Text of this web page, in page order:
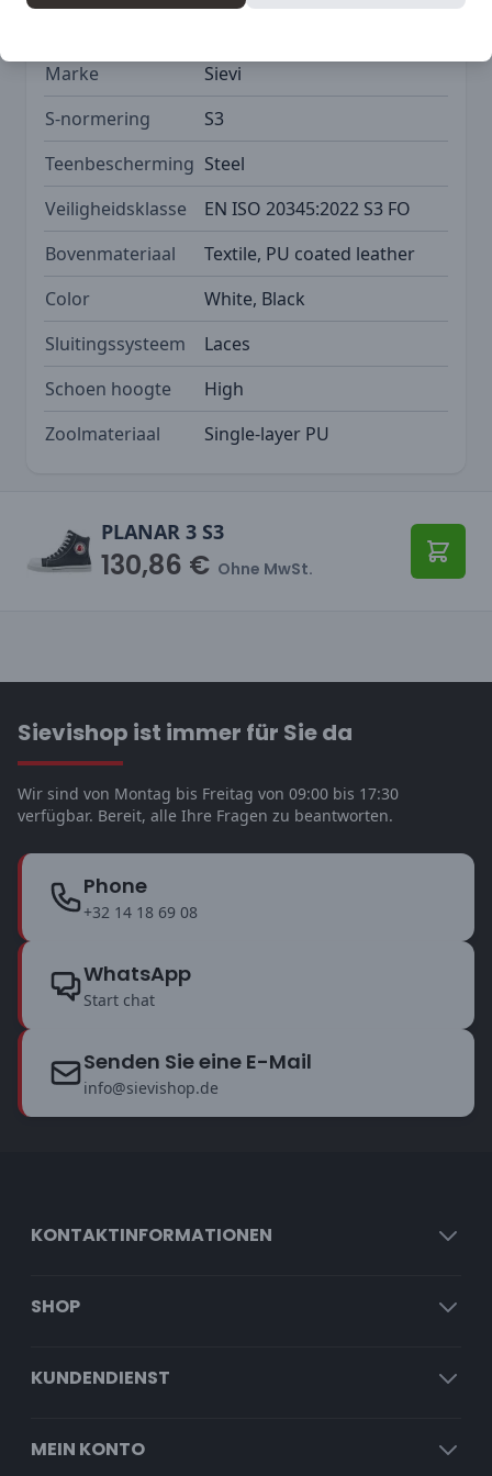
Marke
Sievi
S-normering
S3
Teenbescherming Steel
Veiligheidsklasse
EN ISO 20345:2022 S3 FO
Bovenmateriaal
Textile, PU coated leather
Color
White, Black
Sluitingssysteem
Laces
Schoen hoogte
High
Zoolmateriaal
Single-layer PU
PLANAR 3 S3
130,86 € Ohne MwSt. In
Sievishop ist immer für Sie da
Wir sind von Montag bis Freitag von 09:00 bis 17:30
verfügbar. Bereit, alle Ihre Fragen zu beantworten.
Phone
+32 14 18 69 08
WhatsApp
Start chat
Senden Sie eine E-Mail
info@sievishop.de
KONTAKTINFORMATIONEN
SHOP
KUNDENDIENST
MEIN KONTO